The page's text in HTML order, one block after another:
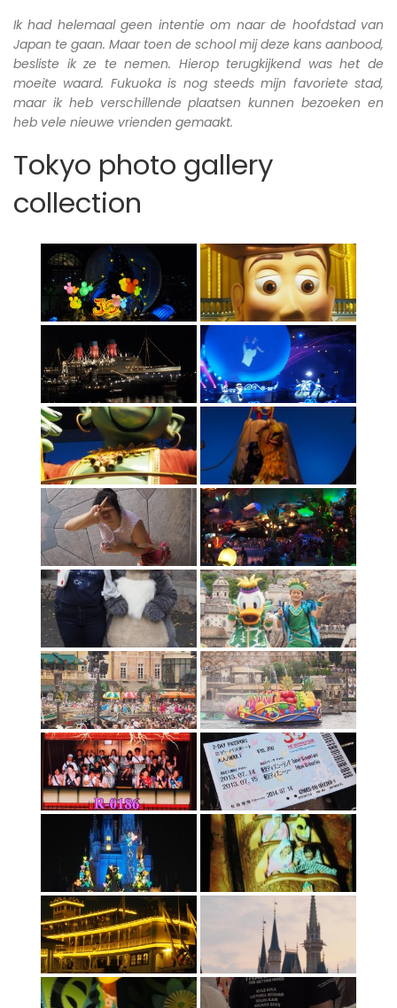
Ik had helemaal geen intentie om naar de hoofdstad van
Japan te gaan. Maar toen de school mij deze kans aanbood,
besliste ik ze te nemen. Hierop terugkijkend was het de
moeite waard. Fukuoka is nog steeds mijn favoriete stad,
maar ik heb verschillende plaatsen kunnen bezoeken en
heb vele nieuwe vrienden gemaakt.
Tokyo photo gallery
collection